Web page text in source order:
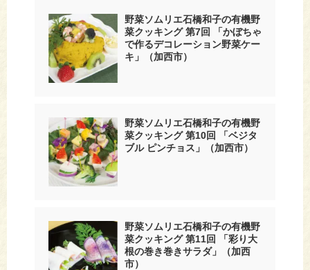
野菜ソムリエ石橋和子の有機野
菜クッキング 第7回 「かぼちゃ
で作るデコレーション野菜ケー
キ」（加西市）
野菜ソムリエ石橋和子の有機野
菜クッキング 第10回 「ベジタ
ブル ピンチョス」（加西市）
野菜ソムリエ石橋和子の有機野
菜クッキング 第11回 「彩り大
根の巻き巻きサラダ」（加西
市）